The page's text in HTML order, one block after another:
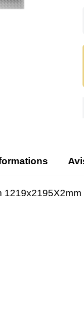
1219x2195X2mm